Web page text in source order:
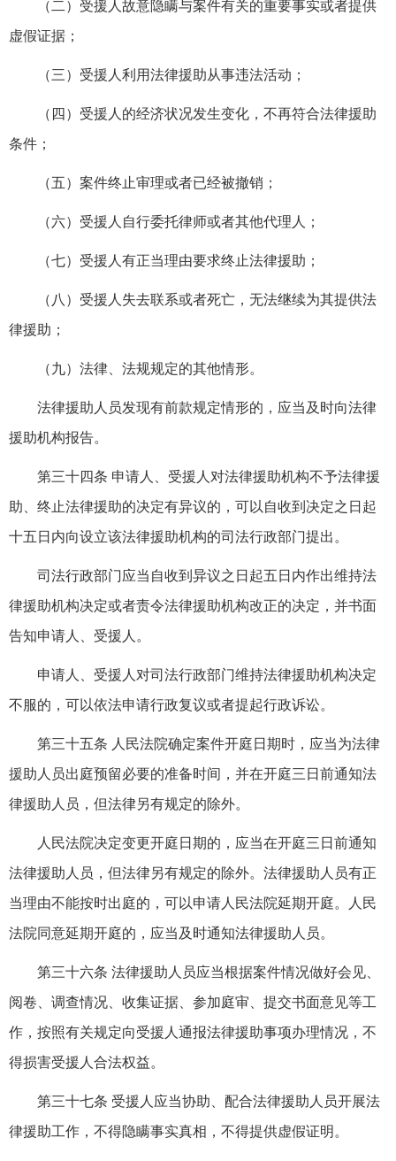
（二）受援人故意隐瞒与案件有关的重要事实或者提供
虚假证据；
（三）受援人利用法律援助从事违法活动；
（四）受援人的经济状况发生变化，不再符合法律援助
条件；
（五）案件终止审理或者已经被撤销；
（六）受援人自行委托律师或者其他代理人；
（七）受援人有正当理由要求终止法律援助；
（八）受援人失去联系或者死亡，无法继续为其提供法
律援助；
（九）法律、法规规定的其他情形。
法律援助人员发现有前款规定情形的，应当及时向法律
援助机构报告。
第三十四条 申请人、受援人对法律援助机构不予法律援
助、终止法律援助的决定有异议的，可以自收到决定之日起
十五日内向设立该法律援助机构的司法行政部门提出。
司法行政部门应当自收到异议之日起五日内作出维持法
律援助机构决定或者责令法律援助机构改正的决定，并书面
告知申请人、受援人。
申请人、受援人对司法行政部门维持法律援助机构决定
不服的，可以依法申请行政复议或者提起行政诉讼。
第三十五条 人民法院确定案件开庭日期时，应当为法律
援助人员出庭预留必要的准备时间，并在开庭三日前通知法
律援助人员，但法律另有规定的除外。
人民法院决定变更开庭日期的，应当在开庭三日前通知
法律援助人员，但法律另有规定的除外。法律援助人员有正
当理由不能按时出庭的，可以申请人民法院延期开庭。人民
法院同意延期开庭的，应当及时通知法律援助人员。
第三十六条 法律援助人员应当根据案件情况做好会见、
阅卷、调查情况、收集证据、参加庭审、提交书面意见等工
作，按照有关规定向受援人通报法律援助事项办理情况，不
得损害受援人合法权益。
第三十七条 受援人应当协助、配合法律援助人员开展法
律援助工作，不得隐瞒事实真相，不得提供虚假证明。